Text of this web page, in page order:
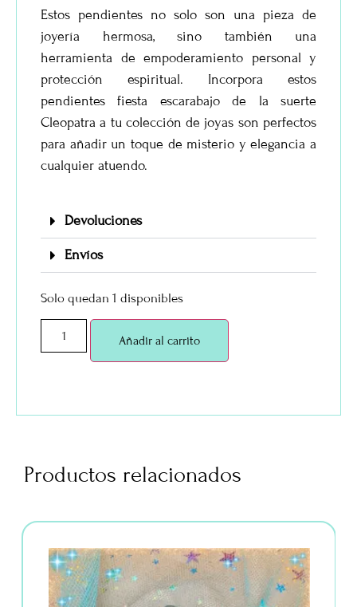
Estos pendientes no solo son una pieza de
joyería hermosa, sino también una
herramienta de empoderamiento personal y
protección espiritual. Incorpora estos
pendientes fiesta escarabajo de la suerte
Cleopatra a tu colección de joyas son perfectos
para añadir un toque de misterio y elegancia a
cualquier atuendo.
Devoluciones
Envíos
Solo quedan 1 disponibles
Añadir al carrito
Productos relacionados